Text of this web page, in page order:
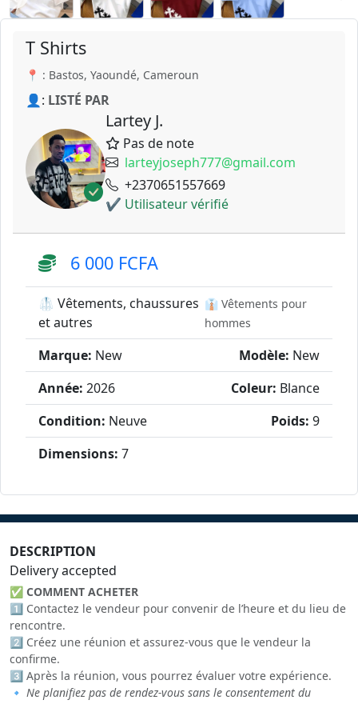
T Shirts
📍 : Bastos, Yaoundé, Cameroun
👤: LISTÉ PAR
Lartey J.
Pas de note
larteyjoseph777@gmail.com
+2370651557669
✔ Utilisateur vérifié
6 000 FCFA
🥼 Vêtements, chaussures
et autres
👔 Vêtements pour
hommes
Marque: New Modèle: New
Année: 2026 Coleur: Blance
Condition: Neuve Poids: 9
Dimensions: 7
DESCRIPTION
Delivery accepted
✅ COMMENT ACHETER
1️⃣ Contactez le vendeur pour convenir de l’heure et du lieu de
rencontre.
2️⃣ Créez une réunion et assurez-vous que le vendeur la
confirme.
3️⃣ Après la réunion, vous pourrez évaluer votre expérience.
🔹 Ne planifiez pas de rendez-vous sans le consentement du